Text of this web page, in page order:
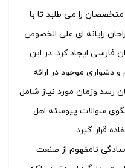
را می طلبد تا با
رایانه ای علی الخصوص
فارسی ایجاد کرد. در این
موجود در ارائه
رسد وزمان مورد نیاز شامل
سوالات پیوسته اهل
قرار گیرد.
نامفهوم از صنعت